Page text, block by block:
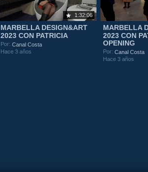
1:32:06
MARBELLA DESIGN&ART
2023 CON PATRICIA
Por:Canal Costa
Hace 3 años
MARBELLA
2023 CON
OPENING
Por:Canal Costa
Hace 3 años